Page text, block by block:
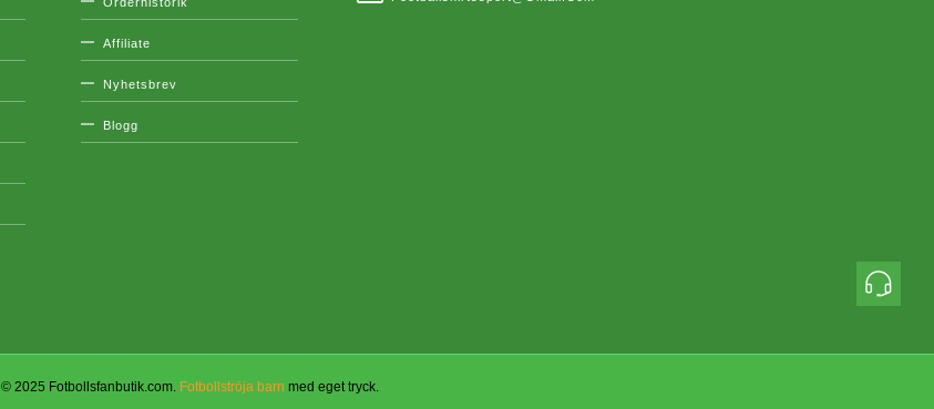
Affiliate
Nyhetsbrev
Blogg
© 2025 Fotbollsfanbutik.com. Fotbollströja barn med eget tryck.